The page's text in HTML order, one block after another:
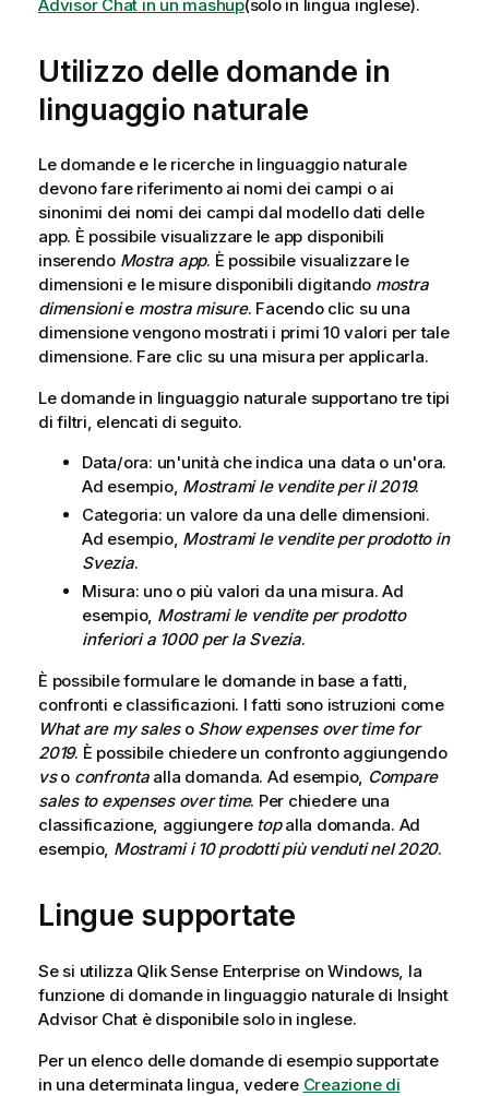
Advisor Chat in un mashup(solo in lingua inglese).
Utilizzo delle domande in
linguaggio naturale
Le domande e le ricerche in linguaggio naturale
devono fare riferimento ai nomi dei campi o ai
sinonimi dei nomi dei campi dal modello dati delle
app. È possibile visualizzare le app disponibili
inserendo Mostra app. È possibile visualizzare le
dimensioni e le misure disponibili digitando mostra
dimensionie mostra misure. Facendo clic su una
dimensione vengono mostrati i primi 10 valori per tale
dimensione. Fare clic su una misura per applicarla.
Le domande in linguaggio naturale supportano tre tipi
di filtri, elencati di seguito.
Data/ora: un'unità che indica una data o un'ora.
Ad esempio, Mostrami le vendite per il 2019.
Categoria: un valore da una delle dimensioni.
Ad esempio, Mostrami le vendite per prodotto in
Svezia.
Misura: uno o più valori da una misura. Ad
esempio, Mostrami le vendite per prodotto
inferiori a 1000 per la Svezia.
È possibile formulare le domande in base a fatti,
confronti e classificazioni. I fatti sono istruzioni come
What are my saleso Show expenses over time for
2019. È possibile chiedere un confronto aggiungendo
vso confrontaalla domanda. Ad esempio, Compare
sales to expenses over time. Per chiedere una
classificazione, aggiungere topalla domanda. Ad
esempio, Mostrami i 10 prodotti più venduti nel 2020.
Lingue supportate
Se si utilizza Qlik Sense Enterprise on Windows, la
funzione di domande in linguaggio naturale di Insight
Advisor Chat è disponibile solo in inglese.
Per un elenco delle domande di esempio supportate
in una determinata lingua, vedere Creazione di